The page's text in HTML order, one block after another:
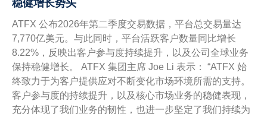
稳健增长势头
ATFX 公布2026年第二季度交易数据，平台总交易量达
7,770亿美元。与此同时，平台活跃客户数量同比增长
8.22%，反映出客户参与度持续提升，以及公司全球业务
保持稳健增长。 ATFX 集团主席 Joe Li 表示： “ATFX 始
终致力于为客户提供应对不断变化市场环境所需的支持。
客户参与度的持续提升，以及核心市场业务的稳健表现，
充分体现了我们业务的韧性，也进一步坚定了我们持续为